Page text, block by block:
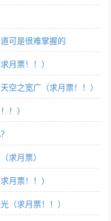
可是很难掌握的
月票！！）
空之宽广（求月票！！）
！）
求月票）
月票！！）
（求月票！！）